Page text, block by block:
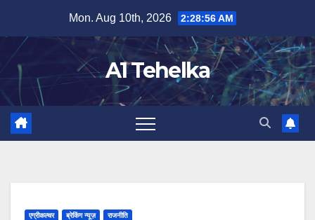
content
Mon. Aug 10th, 2026 2:28:56 AM
A1 Tehelka
एग्रीकल्चर ब्रेकिंग न्यूज़ राजनीति